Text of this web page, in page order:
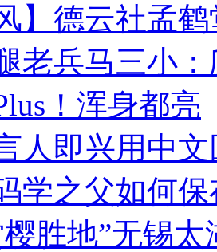
】德云社孟
老兵马三小
！浑身都亮
人即兴用中
学之父如何
胜地”无锡